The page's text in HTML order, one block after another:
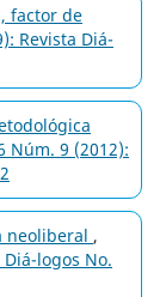
factor de
Revista Diá-
Núm. 9 (2012):
neoliberal ,
logos No.